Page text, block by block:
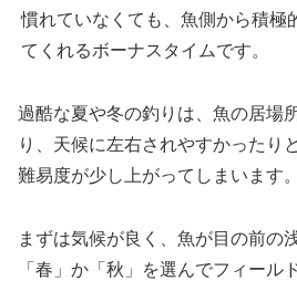
慣れていなくても、魚側から積極
てくれるボーナスタイムです。
過酷な夏や冬の釣りは、魚の居場
り、天候に左右されやすかったり
難易度が少し上がってしまいます。
まずは気候が良く、魚が目の前の
「春」か「秋」を選んでフィール